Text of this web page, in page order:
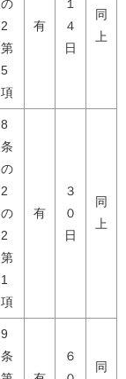
の
2
第
5
項
有
１
４
日
同
上
8
条
の
2
の
2
第
1
項
有
３
０
日
同
上
9
条
６
同